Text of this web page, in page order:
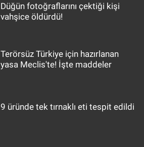
Düğün fotoğraflarını çektiği kişi
vahşice öldürdü!
Terörsüz Türkiye için hazırlanan
yasa Meclis'te! İşte maddeler
9 üründe tek tırnaklı eti tespit edildi